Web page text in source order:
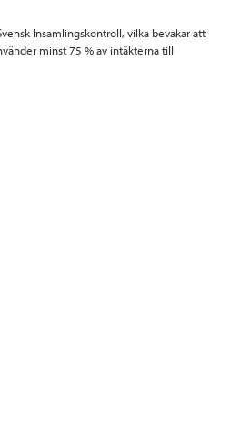
Insamlingskontroll, vilka bevakar att
minst 75 % av intäkterna till